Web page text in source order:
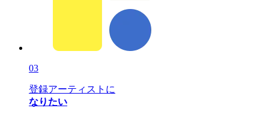
03
登録アーティストに
なりたい